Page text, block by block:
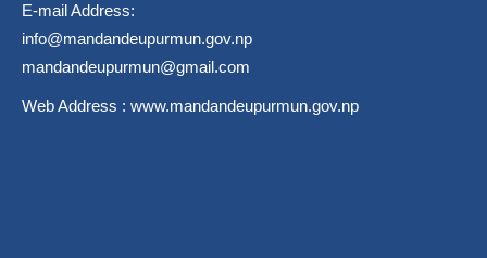
E-mail Address:
info@mandandeupurmun.gov.np
mandandeupurmun@gmail.com
Web Address : www.mandandeupurmun.gov.np